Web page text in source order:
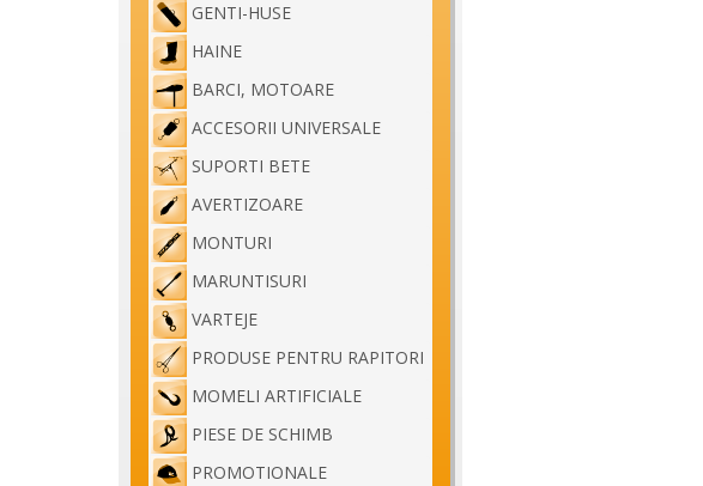
GENTI-HUSE
HAINE
BARCI, MOTOARE
ACCESORII UNIVERSALE
SUPORTI BETE
AVERTIZOARE
MONTURI
MARUNTISURI
VARTEJE
PRODUSE PENTRU RAPITORI
MOMELI ARTIFICIALE
PIESE DE SCHIMB
PROMOTIONALE